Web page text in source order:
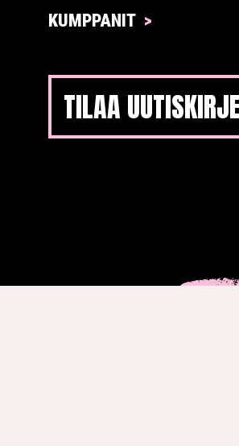
KUMPPANIT
TILAA UUTISKIRJE